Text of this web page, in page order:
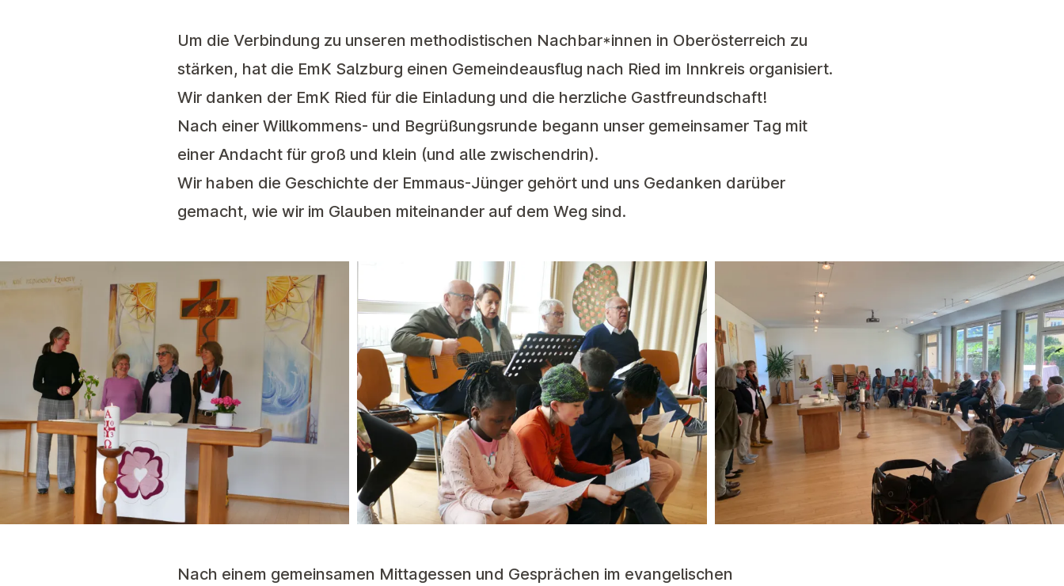
Um die Verbindung zu unseren methodistischen Nachbar*innen in Oberösterreich zu
stärken, hat die EmK Salzburg einen Gemeindeausflug nach Ried im Innkreis organisiert.
Wir danken der EmK Ried für die Einladung und die herzliche Gastfreundschaft!
Nach einer Willkommens- und Begrüßungsrunde begann unser gemeinsamer Tag mit
einer Andacht für groß und klein (und alle zwischendrin).
Wir haben die Geschichte der Emmaus-Jünger gehört und uns Gedanken darüber
gemacht, wie wir im Glauben miteinander auf dem Weg sind.
Nach einem gemeinsamen Mittagessen und Gesprächen im evangelischen